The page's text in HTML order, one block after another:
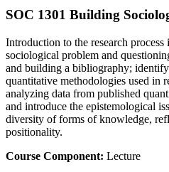
SOC 1301 Building
Introduction to the research
sociological problem and
and building a bibliography;
quantitative methodologies used in
analyzing data from published
and introduce the epistemological
diversity of forms of knowledge,
positionality.
Course Component: Lecture